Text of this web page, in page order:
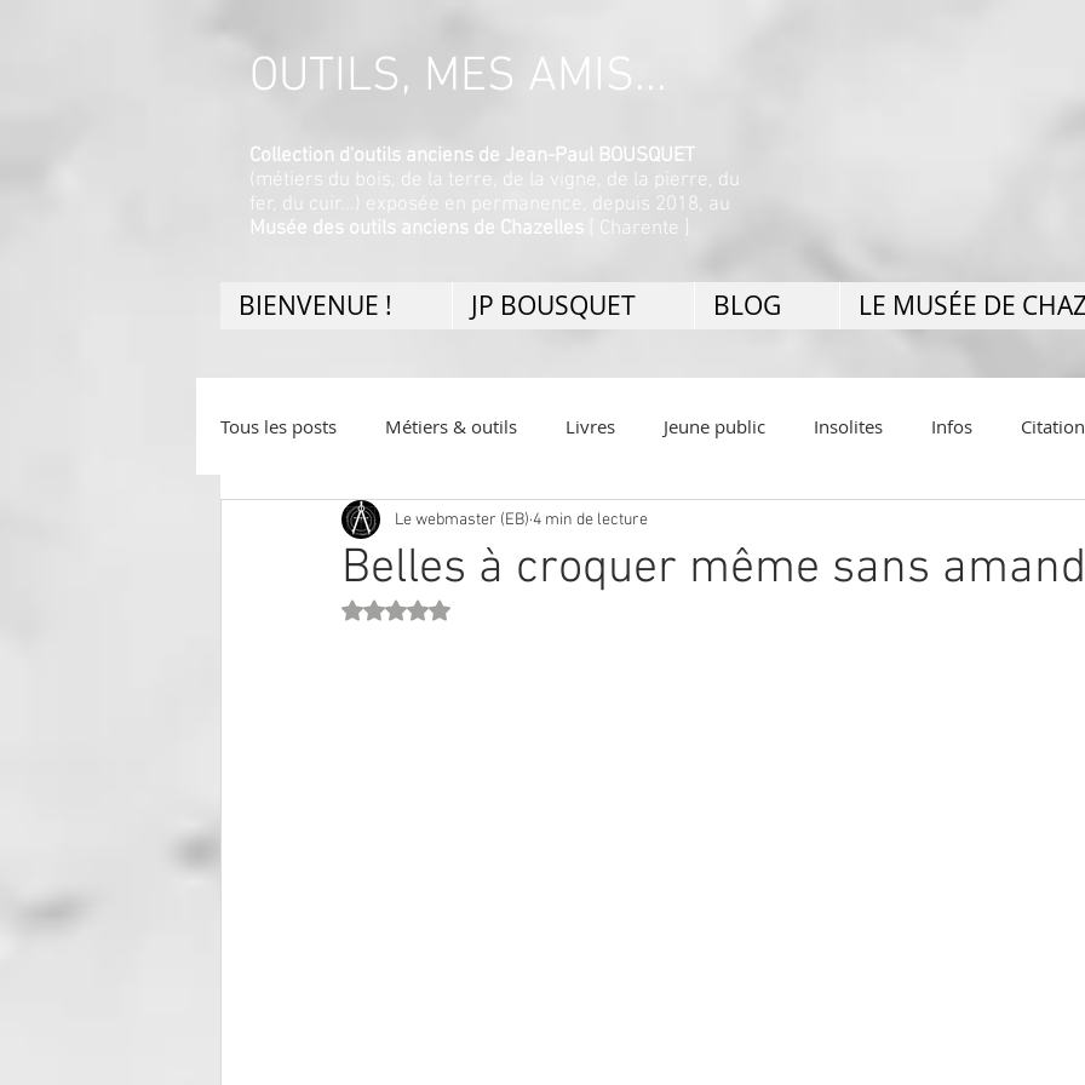
OUTILS, MES AMIS...
Collection d'outils anciens de Jean-Paul BOUSQUET
(métiers du bois, de la terre, de la vigne, de la pierre, du
fer, du cuir...) exposée en permanence, depuis 2018, au
Musée des outils anciens de Chazelles [ Charente ]
BIENVENUE ! JP BOUSQUET BLOG LE MUSÉE DE
Tous les posts Métiers & outils Livres Jeune public Insolites Infos
Belles à croquer même sans
Le webmaster (EB) 4 min de lecture
Noté NaN étoiles sur 5.